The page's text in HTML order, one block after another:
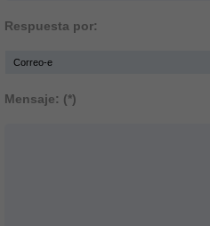
Respuesta por:
Mensaje: (*)